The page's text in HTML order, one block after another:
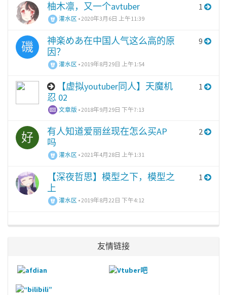
柚木凛，又一个avtuber
灌水区 •2020年3月6日 上午11:39
1
磯
神楽めあ在中国人气这么高的原
因？
灌水区 •2019年8月29日 上午1:54
9
【虚拟youtuber同人】天魔机
忍 02
文章版 •2018年9月29日 下午7:13
1
好
有人知道爱丽丝现在怎么买AP
吗
灌水区 •2021年4月28日 上午1:31
2
【深夜哲思】模型之下，模型之
上
灌水区 •2019年8月22日 下午4:12
1
友情链接